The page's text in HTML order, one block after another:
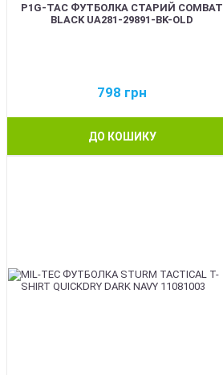
P1G-TAC ФУТБОЛКА СТАРИЙ COMBAT
BLACK UA281-29891-BK-OLD
798 грн
ДО КОШИКУ